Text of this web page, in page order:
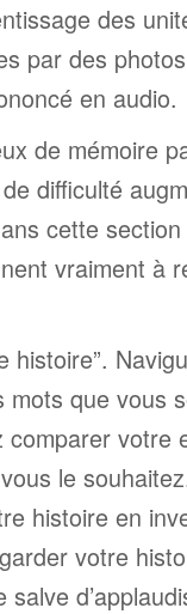
des
par des
en audio.
de mémoire
difficulté
cette
vraiment à
histoire”.
que vous
votre
le
histoire en
votre